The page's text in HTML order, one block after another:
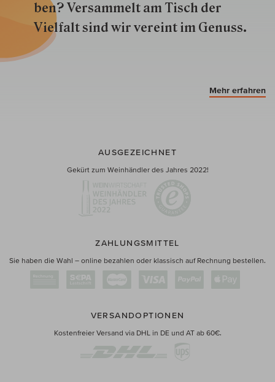
ben? Versammelt am Tisch der
Vielfalt sind wir ver­eint im Genuss.
Mehr erfahren
AUSGEZEICHNET
Gekürt zum Weinhändler des Jahres 2022!
ZAHLUNGSMITTEL
Sie haben die Wahl – online bezahlen oder klassisch auf Rechnung bestellen.
VERSANDOPTIONEN
Kostenfreier Versand via DHL in DE und AT ab 60€.